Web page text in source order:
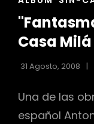
LAS
CATEGORÍAS
Casa
31 Agosto, 2008
Una de las
español